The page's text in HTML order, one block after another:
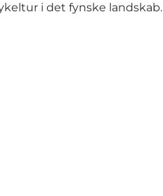
i det fynske landskab.